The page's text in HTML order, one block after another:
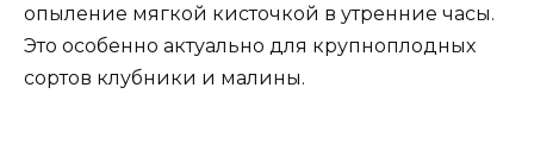
опыление мягкой кисточкой в утренние часы.
Это особенно актуально для крупноплодных
сортов клубники и малины.